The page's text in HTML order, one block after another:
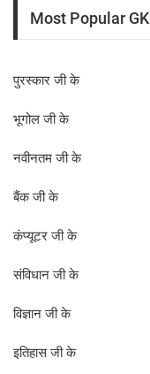
Most Popular GK
पुरस्कार जी के
भूगोल जी के
नवीनतम जी के
बैंक जी के
कंप्यूटर जी के
संविधान जी के
विज्ञान जी के
इतिहास जी के